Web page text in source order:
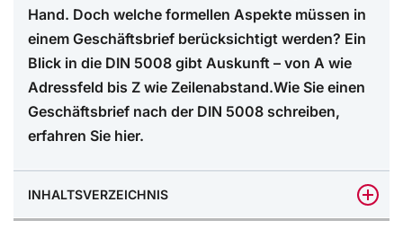
Hand. Doch welche formellen Aspekte müssen in
einem Geschäftsbrief berücksichtigt werden? Ein
Blick in die DIN 5008 gibt Auskunft – von A wie
Adressfeld bis Z wie Zeilenabstand.Wie Sie einen
Geschäftsbrief nach der DIN 5008 schreiben,
erfahren Sie hier.
INHALTSVERZEICHNIS